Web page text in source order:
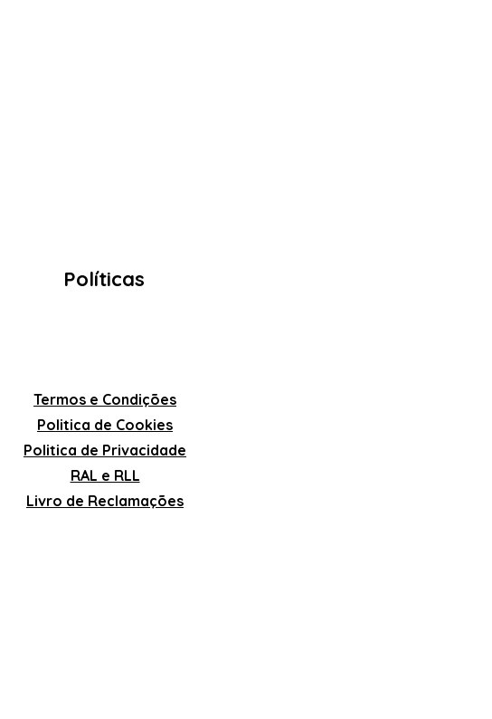
Políticas
Termos e Condições
Politica de Cookies
Politica de Privacidade
RAL e RLL
Livro de Reclamações